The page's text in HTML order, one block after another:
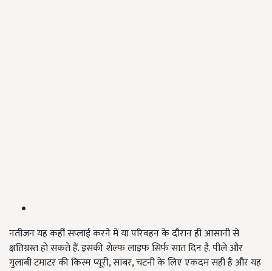
नतीजन यह कहीं सप्लाई करने में या परिवहन के दौरान ही आसानी से
क्षतिग्रस्त हो सकते हैं. इसकी शेल्फ लाइफ सिर्फ सात दिन है. पीले और
गुलाबी टमाटर की किस्म प्यूरी, सांबर, चटनी के लिए एकदम सही है और यह